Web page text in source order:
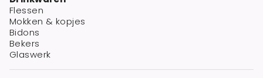
Flessen
Mokken & kopjes
Bidons
Bekers
Glaswerk